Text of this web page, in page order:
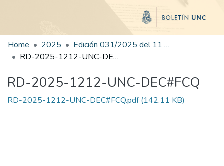
Home 2025
Edición 031/2025 del 11 de agosto de 2025
RD-2025-1212-UNC-DEC#FCQ
RD-2025-1212-UNC-DEC#FCQ
RD-2025-1212-UNC-DEC#FCQ.pdf(142.11 KB)